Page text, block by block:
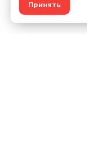
Принять